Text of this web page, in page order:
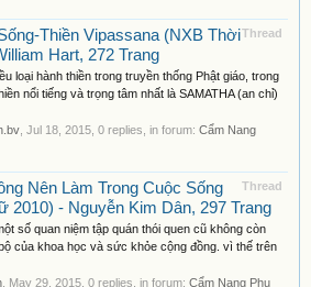
Thread
Thiền Vipassana (NXB Thời
Hart, 272 Trang
loại hành thiền trong truyền thống Phật giáo, trong
nổi tiếng và trọng tâm nhất là SAMATHA (an chỉ)
Jul 18, 2015 , 0 replies, in forum: Cẩm Nang
Thread
Nên Làm Trong Cuộc Sống
2010) - Nguyễn Kim Dân, 297 Trang
số quan niệm tập quán thói quen cũ không còn
của khoa học và sức khỏe cộng đồng. vì thế trên
May 29, 2015 , 0 replies, in forum: Cẩm Nang Phụ